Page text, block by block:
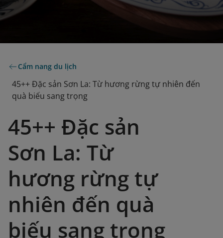
Cẩm nang du lịch
45++ Đặc sản Sơn La: Từ hương rừng tự nhiên đến
quà biếu sang trọng
45++ Đặc sản
Sơn La: Từ
hương rừng tự
nhiên đến quà
biếu sang trọng